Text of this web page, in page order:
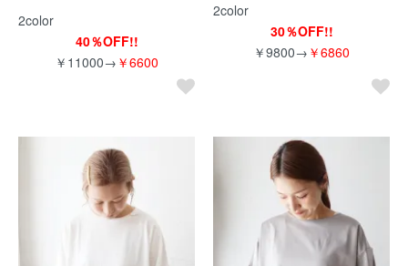
2color
40％OFF!!
￥11000→ ￥6600
2color
30％OFF!!
￥9800→ ￥6860